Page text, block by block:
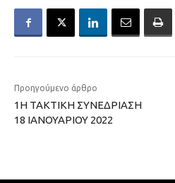
Προηγούμενο άρθρο
1Η ΤΑΚΤΙΚΗ ΣΥΝΕΔΡΙΑΣΗ
18 ΙΑΝΟΥΑΡΙΟΥ 2022